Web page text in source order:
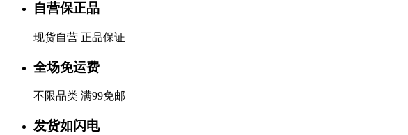
自营保正品
现货自营 正品保证
全场免运费
不限品类 满99免邮
发货如闪电